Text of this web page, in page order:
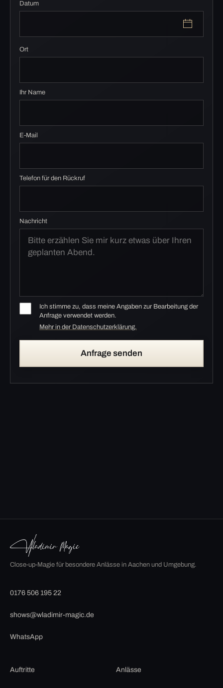
Datum
Ort
Ihr Name
E-Mail
Telefon für den Rückruf
Nachricht
Ich stimme zu, dass meine Angaben zur Bearbeitung der
Anfrage verwendet werden.
Mehr in der Datenschutzerklärung.
Anfrage senden
Close-up-Magie für besondere Anlässe in Aachen und Umgebung.
0176 506 195 22
shows@wladimir-magic.de
WhatsApp
Auftritte Anlässe